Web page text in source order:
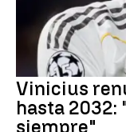
Vinicius
hasta 2032:
siempre"